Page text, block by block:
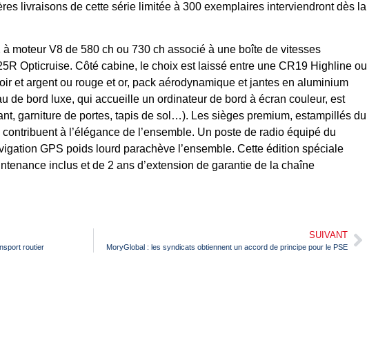
livraisons de cette série limitée à 300 exemplaires interviendront dès la
à moteur V8 de 580 ch ou 730 ch associé à une boîte de vitesses
Opticruise. Côté cabine, le choix est laissé entre une CR19 Highline ou
et argent ou rouge et or, pack aérodynamique et jantes en aluminium
de bord luxe, qui accueille un ordinateur de bord à écran couleur, est
garniture de portes, tapis de sol…). Les sièges premium, estampillés du
à l’élégance de l’ensemble. Un poste de radio équipé du
GPS poids lourd parachève l’ensemble. Cette édition spéciale
inclus et de 2 ans d’extension de garantie de la chaîne
routier
SUIVANT
MoryGlobal : les syndicats obtiennent un accord de principe pour le PSE